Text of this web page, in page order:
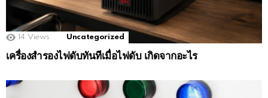
14 Views Uncategorized
เครื่องสำรองไฟดับทันทีเมื่อไฟดับ เกิดจากอะไร